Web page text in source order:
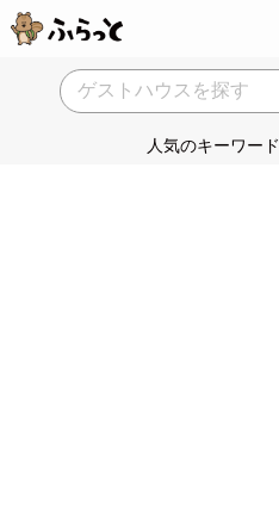
人気のキーワード